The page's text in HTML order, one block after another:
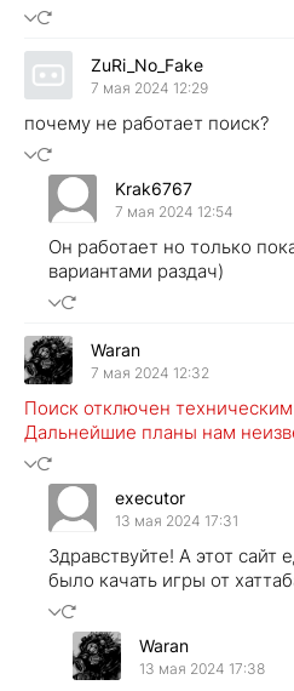
ZuRi_No_Fake
7 мая 2024 12:29
почему не работает поиск?
Krak6767
7 мая 2024 12:54
Он работает но только
вариантами раздач)
Waran
7 мая 2024 12:32
Поиск отключен
Дальнейшие планы нам
executor
13 мая 2024 17:31
Здравствуйте! А этот
было качать игры от
Waran
13 мая 2024 17:38